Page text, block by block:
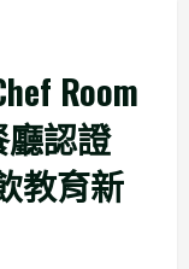
Room
廳認證
教育新